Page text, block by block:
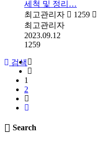
세척 및 정리…
최고관리자
1259
최고관리자
2023.09.12
1259
검색
1
2
Search